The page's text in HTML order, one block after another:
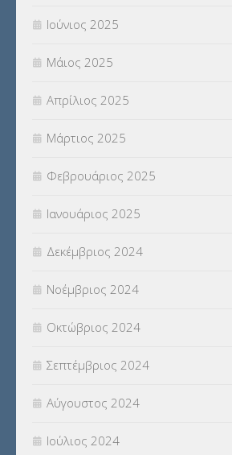
Ιούνιος 2025
Μάιος 2025
Απρίλιος 2025
Μάρτιος 2025
Φεβρουάριος 2025
Ιανουάριος 2025
Δεκέμβριος 2024
Νοέμβριος 2024
Οκτώβριος 2024
Σεπτέμβριος 2024
Αύγουστος 2024
Ιούλιος 2024